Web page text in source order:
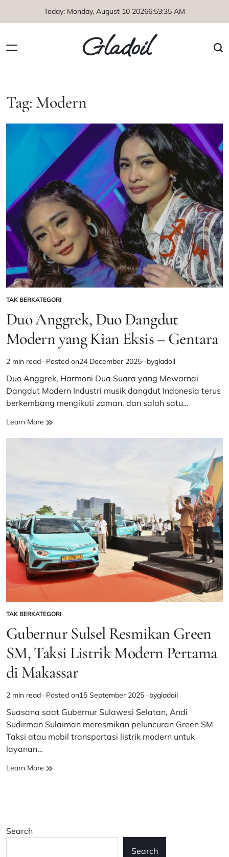
Today: Monday, August 10 20266:53:36 AM
Gladoil
Tag: Modern
POSTED
IN
TAK BERKATEGORI
Duo Anggrek, Duo Dangdut
Modern yang Kian Eksis – Gentara
Estimated
read
time
2 min read Posted on24 December 2025 bygladoil
Duo Anggrek, Harmoni Dua Suara yang Mewarnai
Dangdut Modern Industri musik dangdut Indonesia terus
berkembang mengikuti zaman, dan salah satu…
Learn More Duo
Kian
Eksis
–
Gentara
POSTED
IN
TAK BERKATEGORI
Gubernur Sulsel Resmikan Green
SM, Taksi Listrik Modern Pertama
di Makassar
Estimated
read
time
2 min read Posted on15 September 2025 bygladoil
Suasana saat Gubernur Sulawesi Selatan, Andi
Sudirman Sulaiman meresmikan peluncuran Green SM
Taksi atau mobil transportasi listrik modern untuk
layanan…
Learn More Gubernur
Search
Search